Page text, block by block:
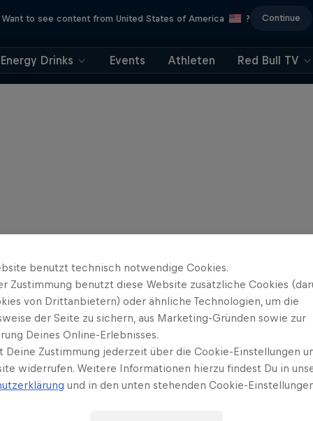
Want to see content from United States of America ? Continue
Energy Drinks Events Athleten Red Bull TV
benutzt technisch notwendige Cookies.
Zustimmung benutzt diese Website zusätzliche Cookies
von Drittanbietern) oder ähnliche Technologien, um die
der Seite zu sichern, aus Marketing-Gründen sowie zur
Deines Online-Erlebnisses.
Deine Zustimmung jederzeit über die Cookie-Einstellungen
widerrufen. Weitere Informationen hierzu findest Du in
und in den unten stehenden Cookie-